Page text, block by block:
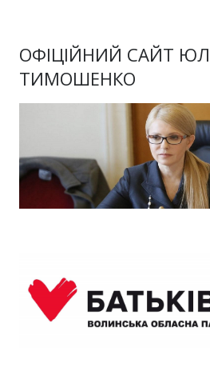
ОФІЦІЙНИЙ САЙТ
ТИМОШЕНКО